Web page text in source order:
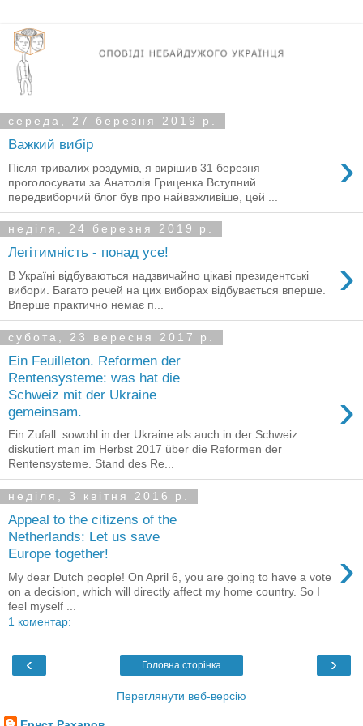
середа, 27 березня 2019 р.
Важкий вибір ›
Після тривалих роздумів, я вирішив 31 березня
проголосувати за Анатолія Гриценка Вступний
передвиборчий блог був про найважливіше, цей ...
неділя, 24 березня 2019 р.
Легітимність - понад усе! ›
В Україні відбуваються надзвичайно цікаві президентські
вибори. Багато речей на цих виборах відбувається вперше.
Вперше практично немає п...
субота, 23 вересня 2017 р.
Ein Feuilleton. Reformen der
Rentensysteme: was hat die
Schweiz mit der Ukraine
gemeinsam.
›
Ein Zufall: sowohl in der Ukraine als auch in der Schweiz
diskutiert man im Herbst 2017 über die Reformen der
Rentensysteme. Stand des Re...
неділя, 3 квітня 2016 р.
Appeal to the citizens of the
Netherlands: Let us save
Europe together!
›
My dear Dutch people! On April 6, you are going to have a vote
on a decision, which will directly affect my home country. So I
feel myself ...
1 коментар:
‹ ›
Головна сторінка
Переглянути веб-версію